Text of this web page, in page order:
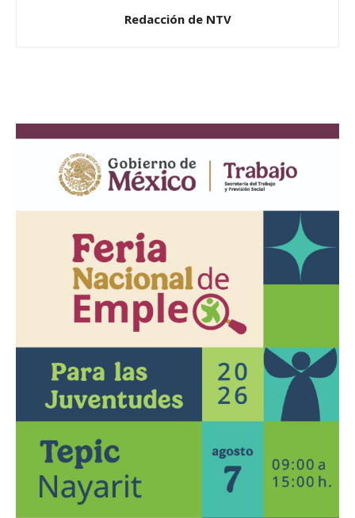
Redacción de NTV